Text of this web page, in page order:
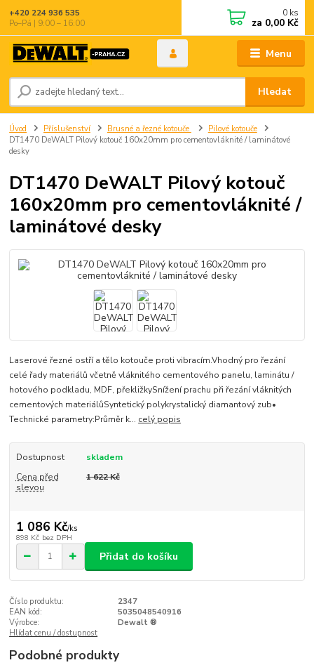
Menu
Hledat
+420 224 936 535
Po–Pá | 9:00 – 16:00
0 ks
za 0,00 Kč
Úvod Příslušenství Brusné a řezné kotouče
Pilové kotouče
DT1470 DeWALT Pilový kotouč 160x20mm pro cementovláknité / laminátové
desky
DT1470 DeWALT Pilový kotouč
160x20mm pro cementovláknité /
laminátové desky
Laserové řezné ostří a tělo kotouče proti vibracím.Vhodný pro řezání
celé řady materiálů včetně vláknitého cementového panelu, laminátu /
hotového podkladu, MDF, překližkySnížení prachu při řezání vláknitých
cementových materiálůSyntetický polykrystalický diamantový zub•
Technické parametry:Průměr k... celý popis
Dostupnost
skladem
Cena před
slevou
1 622 Kč
1 086 Kč/ks
898 Kč bez DPH
Přidat do košíku
Číslo produktu:
2347
EAN kód:
5035048540916
Výrobce:
Dewalt ®
Hlídat cenu / dostupnost
Podobné produkty